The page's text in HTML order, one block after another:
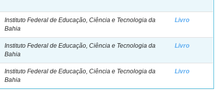
Instituto Federal de Educação, Ciência e Tecnologia da
Bahia
Livro
Instituto Federal de Educação, Ciência e Tecnologia da
Bahia
Livro
Instituto Federal de Educação, Ciência e Tecnologia da
Bahia
Livro